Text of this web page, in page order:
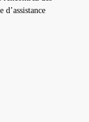
d’assistance